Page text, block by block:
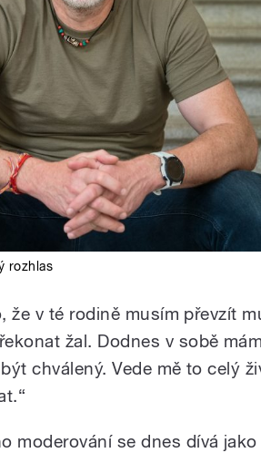
rozhlas
že v té rodině musím převzít
žal. Dodnes v sobě mám
chválený. Vede mě to celý
moderování se dnes dívá jako